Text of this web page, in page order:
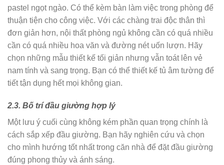
pastel ngọt ngào. Có thể kèm bàn làm việc trong phòng để
thuận tiện cho công việc. Với các chàng trai độc thân thì
đơn giản hơn, nội thất phòng ngủ không cần có quá nhiều
cần có quá nhiều hoa văn và đường nét uốn lượn. Hãy
chọn những mẫu thiết kế tối giản nhưng vẫn toát lên vẻ
nam tính và sang trọng. Bạn có thể thiết kế tủ âm tường để
tiết tận dụng hết mọi không gian.
2.3. Bố trí đầu giường hợp lý
Một lưu ý cuối cùng không kém phần quan trọng chính là
cách sắp xếp đầu giường. Bạn hãy nghiên cứu và chọn
cho mình hướng tốt nhất trong căn nhà để đặt đầu giường
đúng phong thủy và ánh sáng.